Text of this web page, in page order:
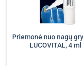
Priemonė nuo nagų
LUCOVITAL, 4 ml